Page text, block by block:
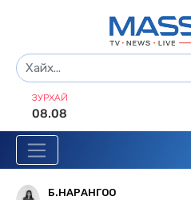
ЗУРХАЙ
08.08
Б.НАРАНГОО